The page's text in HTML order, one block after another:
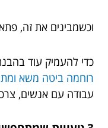
וכשמבינים את זה,
כדי להעמיק עוד
רוחמה ביטה משא
עבודה עם אנשים,